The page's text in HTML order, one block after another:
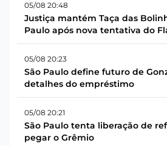
05/08 20:48
Justiça mantém Taça das
Paulo após nova tentativa do
05/08 20:23
São Paulo define futuro de
detalhes do empréstimo
05/08 20:21
São Paulo tenta liberação de
pegar o Grêmio